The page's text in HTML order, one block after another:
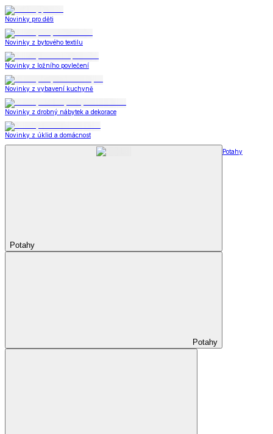
Novinky pro děti
Novinky z bytového textilu
Novinky z ložního povlečení
Novinky z vybavení kuchyně
Novinky z drobný nábytek a dekorace
Novinky z úklid a domácnost
Potahy
Potahy
Potahy